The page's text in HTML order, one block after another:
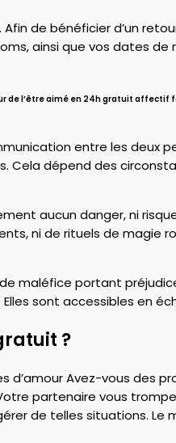
de bénéficier d’un
ainsi que vos dates de
de l’être aimé en 24h gratuit
entre les deux
Cela dépend des
aucun danger, ni
ni de rituels de magie
maléfice portant
sont accessibles en
?
d’amour Avez-vous des
partenaire vous
de telles situations.